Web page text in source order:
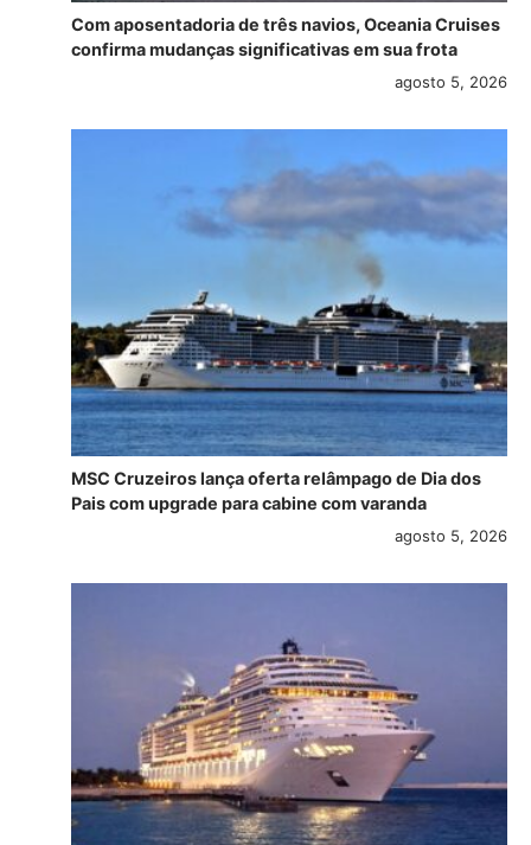
Com aposentadoria de três navios, Oceania Cruises
confirma mudanças significativas em sua frota
agosto 5, 2026
MSC Cruzeiros lança oferta relâmpago de Dia dos
Pais com upgrade para cabine com varanda
agosto 5, 2026